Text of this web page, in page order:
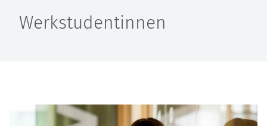
Werkstudentinnen